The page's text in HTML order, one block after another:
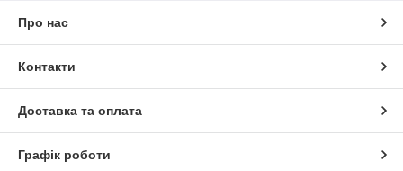
Про нас
Контакти
Доставка та оплата
Графік роботи